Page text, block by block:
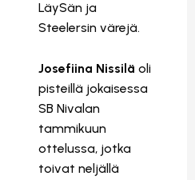
LäySän ja
Steelersin värejä.
Josefiina Nissilä oli
pisteillä jokaisessa
SB Nivalan
tammikuun
ottelussa, jotka
toivat neljällä